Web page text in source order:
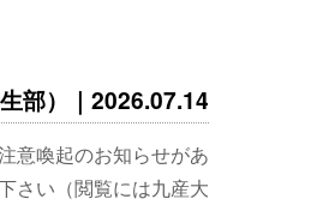
部）｜2026.07.14
意喚起のお知らせがあ
さい（閲覧には九産大